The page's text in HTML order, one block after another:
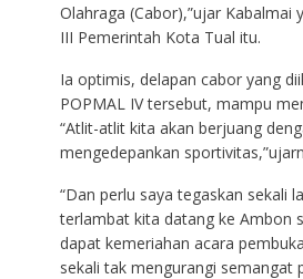
Olahraga (Cabor),”ujar Kabalmai
III Pemerintah Kota Tual itu.
Ia optimis, delapan cabor yang
POPMAL IV tersebut, mampu
“Atlit-atlit kita akan berjuang
mengedepankan
“Dan perlu saya tegaskan sekali
terlambat kita datang ke Ambon
dapat kemeriahan acara
sekali tak mengurangi semangat